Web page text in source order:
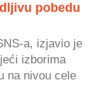
pobedu
a, izjavio je
izborima
na nivou cele